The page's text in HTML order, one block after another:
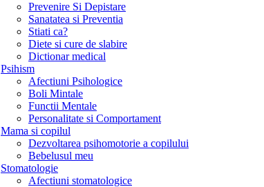
Prevenire Si Depistare
Sanatatea si Preventia
Stiati ca?
Diete si cure de slabire
Dictionar medical
Psihism
Afectiuni Psihologice
Boli Mintale
Functii Mentale
Personalitate si Comportament
Mama si copilul
Dezvoltarea psihomotorie a copilului
Bebelusul meu
Stomatologie
Afectiuni stomatologice